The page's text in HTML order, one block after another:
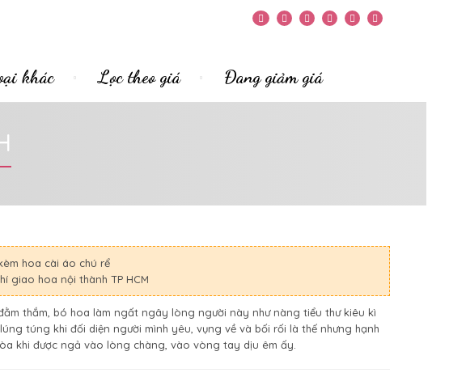
khác Lọc theo giá Đang giảm giá
hoa cài áo chú rể
giao hoa nội thành TP HCM
thắm, bó hoa làm ngất ngây lòng người này như nàng tiểu thư kiêu kì
túng khi đối diện người mình yêu, vụng về và bối rối là thế nhưng hạnh
khi được ngả vào lòng chàng, vào vòng tay dịu êm ấy.